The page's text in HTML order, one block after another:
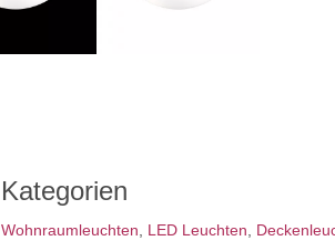
Kategorien
Wohnraum­leuchten LED Leuchten